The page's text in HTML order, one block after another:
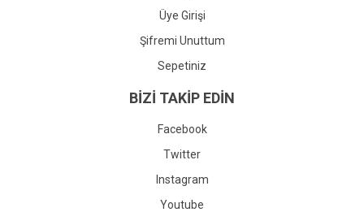
Üye Girişi
Şifremi Unuttum
Sepetiniz
BİZİ TAKİP EDİN
Facebook
Twitter
Instagram
Youtube